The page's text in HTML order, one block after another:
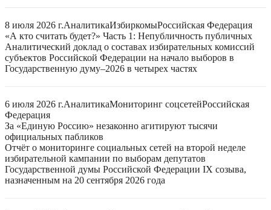
8 июля 2026 г.АналитикаИзбиркомыРоссийская Федерация
«А кто считать будет?» Часть 1: Непубличность публичных
Аналитический доклад о составах избирательных комиссий
субъектов Российской Федерации на начало выборов в
Государственную думу–2026 в четырех частях
6 июля 2026 г.АналитикаМониторинг соцсетейРоссийская
Федерация
За «Единую Россию» незаконно агитируют тысячи
официальных пабликов
Отчёт о мониторинге социальных сетей на второй неделе
избирательной кампании по выборам депутатов
Государственной думы Российской Федерации IX созыва,
назначенным на 20 сентября 2026 года